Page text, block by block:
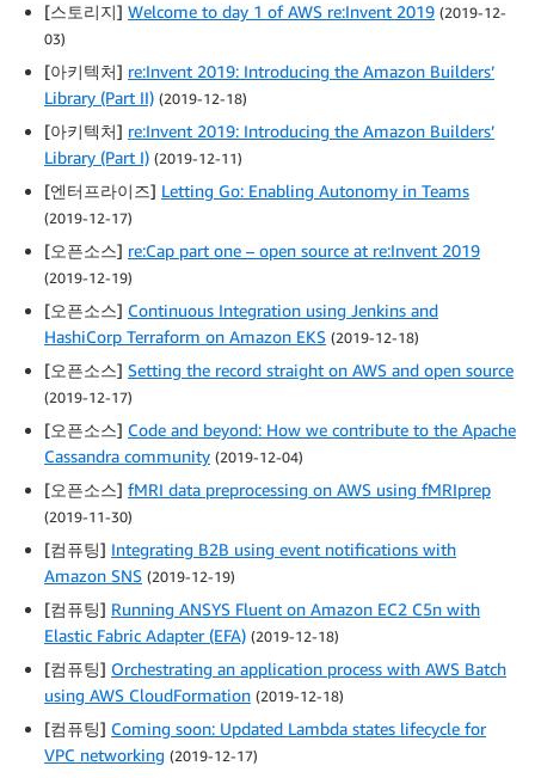
[스토리지] Welcome to day 1 of AWS re:Invent 2019 (2019-12-
03)
[아키텍처] re:Invent 2019: Introducing the Amazon Builders’
Library (Part II) (2019-12-18)
[아키텍처] re:Invent 2019: Introducing the Amazon Builders’
Library (Part I) (2019-12-11)
[엔터프라이즈] Letting Go: Enabling Autonomy in Teams
(2019-12-17)
[오픈소스] re:Cap part one – open source at re:Invent 2019
(2019-12-19)
[오픈소스] Continuous Integration using Jenkins and
HashiCorp Terraform on Amazon EKS (2019-12-18)
[오픈소스] Setting the record straight on AWS and open source
(2019-12-17)
[오픈소스] Code and beyond: How we contribute to the Apache
Cassandra community (2019-12-04)
[오픈소스] fMRI data preprocessing on AWS using fMRIprep
(2019-11-30)
[컴퓨팅] Integrating B2B using event notifications with
Amazon SNS (2019-12-19)
[컴퓨팅] Running ANSYS Fluent on Amazon EC2 C5n with
Elastic Fabric Adapter (EFA) (2019-12-18)
[컴퓨팅] Orchestrating an application process with AWS Batch
using AWS CloudFormation (2019-12-18)
[컴퓨팅] Coming soon: Updated Lambda states lifecycle for
VPC networking (2019-12-17)